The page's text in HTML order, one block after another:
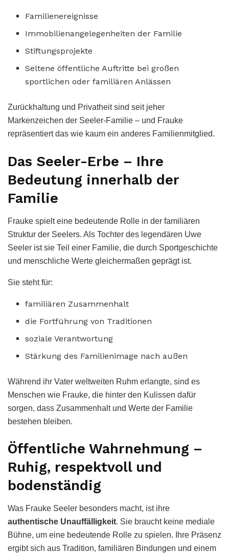
Familienereignisse
Immobilienangelegenheiten der Familie
Stiftungsprojekte
Seltene öffentliche Auftritte bei großen
sportlichen oder familiären Anlässen
Zurückhaltung und Privatheit sind seit jeher
Markenzeichen der Seeler-Familie – und Frauke
repräsentiert das wie kaum ein anderes Familienmitglied.
Das Seeler-Erbe – Ihre
Bedeutung innerhalb der
Familie
Frauke spielt eine bedeutende Rolle in der familiären
Struktur der Seelers. Als Tochter des legendären Uwe
Seeler ist sie Teil einer Familie, die durch Sportgeschichte
und menschliche Werte gleichermaßen geprägt ist.
Sie steht für:
familiären Zusammenhalt
die Fortführung von Traditionen
soziale Verantwortung
Stärkung des Familienimage nach außen
Während ihr Vater weltweiten Ruhm erlangte, sind es
Menschen wie Frauke, die hinter den Kulissen dafür
sorgen, dass Zusammenhalt und Werte der Familie
bestehen bleiben.
Öffentliche Wahrnehmung –
Ruhig, respektvoll und
bodenständig
Was Frauke Seeler besonders macht, ist ihre
authentische Unauffälligkeit. Sie braucht keine mediale
Bühne, um eine bedeutende Rolle zu spielen. Ihre Präsenz
ergibt sich aus Tradition, familiären Bindungen und einem